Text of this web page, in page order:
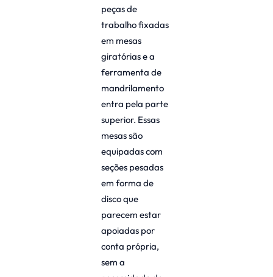
peças de
trabalho fixadas
em mesas
giratórias e a
ferramenta de
mandrilamento
entra pela parte
superior. Essas
mesas são
equipadas com
seções pesadas
em forma de
disco que
parecem estar
apoiadas por
conta própria,
sem a